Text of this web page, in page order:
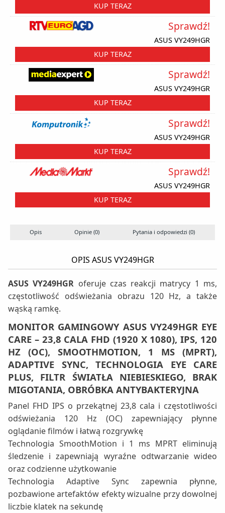
KUP TERAZ
ASUS VY249HGR
Sprawdź!
KUP TERAZ
ASUS VY249HGR
Sprawdź!
KUP TERAZ
ASUS VY249HGR
Sprawdź!
KUP TERAZ
ASUS VY249HGR
Sprawdź!
KUP TERAZ
Opis Opinie (0) Pytania i odpowiedzi (0)
OPIS ASUS VY249HGR
ASUS VY249HGR oferuje czas reakcji matrycy 1 ms,
częstotliwość odświeżania obrazu 120 Hz, a także
wąską ramkę.
MONITOR GAMINGOWY ASUS VY249HGR EYE
CARE – 23,8 CALA FHD (1920 X 1080), IPS, 120
HZ (OC), SMOOTHMOTION, 1 MS (MPRT),
ADAPTIVE SYNC, TECHNOLOGIA EYE CARE
PLUS, FILTR ŚWIATŁA NIEBIESKIEGO, BRAK
MIGOTANIA, OBRÓBKA ANTYBAKTERYJNA
Panel FHD IPS o przekątnej 23,8 cala i częstotliwości
odświeżania 120 Hz (OC) zapewniający płynne
oglądanie filmów i łatwą rozgrywkę
Technologia SmoothMotion i 1 ms MPRT eliminują
śledzenie i zapewniają wyraźne odtwarzanie wideo
oraz codzienne użytkowanie
Technologia Adaptive Sync zapewnia płynne,
pozbawione artefaktów efekty wizualne przy dowolnej
liczbie klatek na sekundę